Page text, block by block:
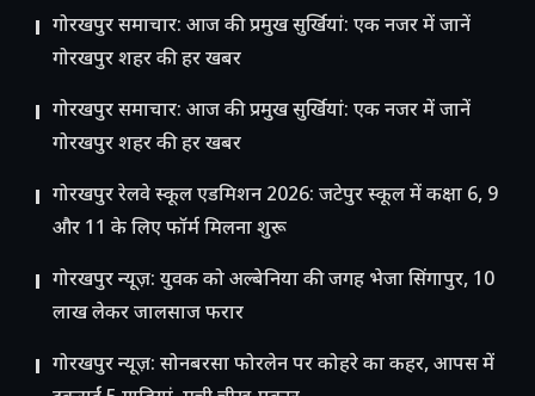
गोरखपुर समाचार: आज की प्रमुख सुर्खियां: एक नजर में जानें
गोरखपुर शहर की हर खबर
गोरखपुर समाचार: आज की प्रमुख सुर्खियां: एक नजर में जानें
गोरखपुर शहर की हर खबर
गोरखपुर रेलवे स्कूल एडमिशन 2026: जटेपुर स्कूल में कक्षा 6, 9
और 11 के लिए फॉर्म मिलना शुरू
गोरखपुर न्यूज़: युवक को अल्बेनिया की जगह भेजा सिंगापुर, 10
लाख लेकर जालसाज फरार
गोरखपुर न्यूज़: सोनबरसा फोरलेन पर कोहरे का कहर, आपस में